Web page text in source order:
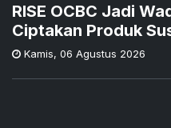
RISE OCBC Jadi
Ciptakan Produk
Kamis, 06 Agustus 2026